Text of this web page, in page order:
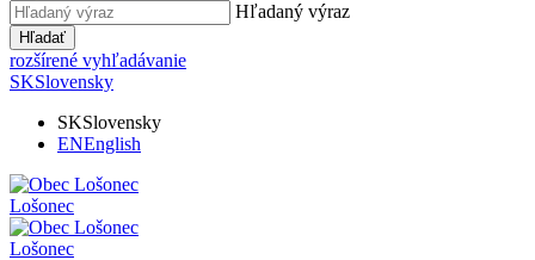
Hľadaný výraz
Hľadať
rozšírené vyhľadávanie
SKSlovensky
SKSlovensky
ENEnglish
Lošonec
Lošonec